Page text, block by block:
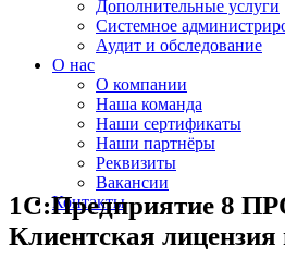
Дополнительные услуги
Системное
Аудит и обследование
О нас
О компании
Наша команда
Наши сертификаты
Наши партнёры
Реквизиты
Вакансии
Контакты
1С:Предприятие 8
Клиентская лицензия